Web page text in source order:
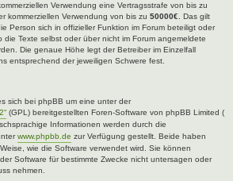
Verwendung eine Vertragsstrafe von bis zu
kommerziellen Verwendung von bis zu 50000€ . Das gilt
Person sich in offizieller Funktion im Forum beteiligt oder
die Texte selbst oder über nicht im Forum angemeldete
Die genaue Höhe legt der Betreiber im Einzelfall
entsprechend der jeweiligen Schwere fest.
sich bei phpBB um eine unter der
(GPL) bereitgestellten Foren-Software von phpBB Limited (
Informationen werden durch die
www.phpbb.de zur Verfügung gestellt. Beide haben
wie die Software verwendet wird. Sie können
Software für bestimmte Zwecke nicht untersagen oder
nehmen.